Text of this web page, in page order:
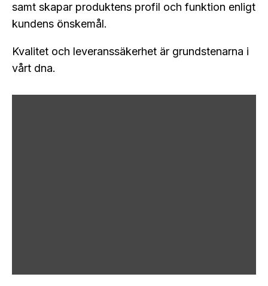
samt skapar produktens profil och funktion enligt
kundens önskemål.
Kvalitet och leveranssäkerhet är grundstenarna i
vårt dna.